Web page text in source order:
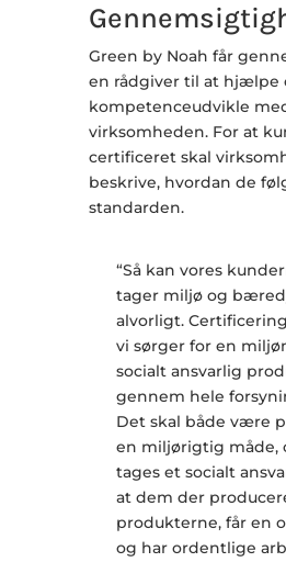
Green by Noah får
en rådgiver til at hjælpe
kompetenceudvikle
virksomheden. For at
certificeret skal
beskrive, hvordan de
standarden.
“Så kan vores
tager miljø og
alvorligt.
vi sørger for en
socialt ansvarlig
gennem hele
Det skal både være
en miljørigtig måde,
tages et socialt
at dem der
produkterne, får en
og har ordentlige